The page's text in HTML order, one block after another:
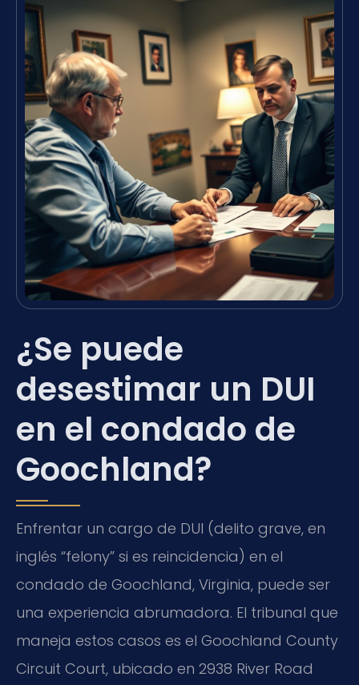
¿Se puede
desestimar un DUI
en el condado de
Goochland?
Enfrentar un cargo de DUI (delito grave, en
inglés “felony” si es reincidencia) en el
condado de Goochland, Virginia, puede ser
una experiencia abrumadora. El tribunal que
maneja estos casos es el Goochland County
Circuit Court, ubicado en 2938 River Road